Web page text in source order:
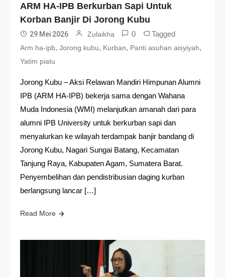
ARM HA-IPB Berkurban Sapi Untuk
Korban Banjir Di Jorong Kubu
29 Mei 2026 Zulaikha 0 Tagged
Arm ha-ipb, Jorong kubu, Kurban, Panti asuhan aisyiyah,
Yatim piatu
Jorong Kubu – Aksi Relawan Mandiri Himpunan Alumni
IPB (ARM HA-IPB) bekerja sama dengan Wahana
Muda Indonesia (WMI) melanjutkan amanah dari para
alumni IPB University untuk berkurban sapi dan
menyalurkan ke wilayah terdampak banjir bandang di
Jorong Kubu, Nagari Sungai Batang, Kecamatan
Tanjung Raya, Kabupaten Agam, Sumatera Barat.
Penyembelihan dan pendistribusian daging kurban
berlangsung lancar […]
Read More